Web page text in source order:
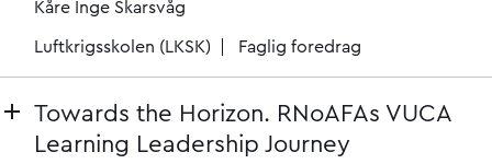
Kåre Inge Skarsvåg
Luftkrigsskolen (LKSK) Faglig foredrag
Towards the Horizon. RNoAFAs VUCA
Learning Leadership Journey